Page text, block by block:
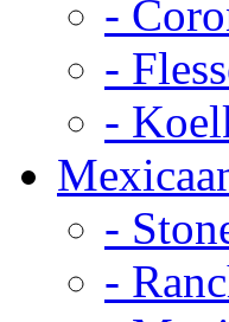
-
-
-
-
-